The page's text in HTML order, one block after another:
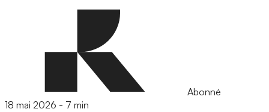
Abonné
18 mai 2026 - 7 min